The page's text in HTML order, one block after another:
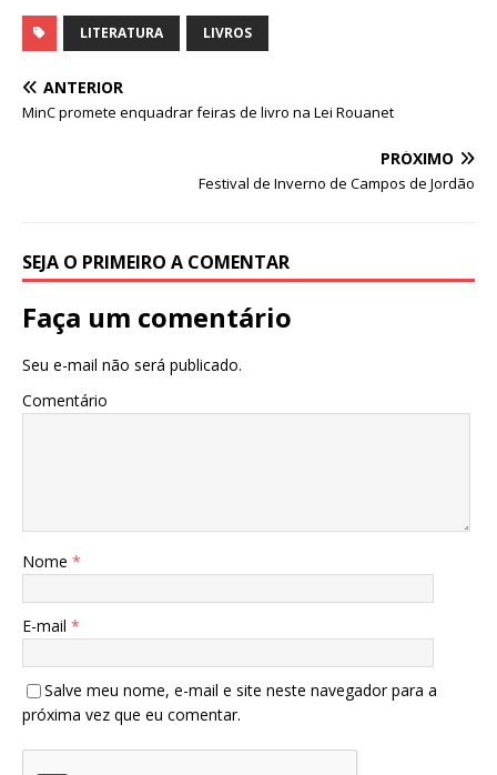
h
at
s
A
a
c
e
b
n
k
dI
w
it
r
m
ai
LITERATURA LIVROS
ANTERIOR
MinC promete enquadrar feiras de livro na Lei Rouanet
PRÓXIMO
Festival de Inverno de Campos de Jordão
SEJA O PRIMEIRO A COMENTAR
Faça um comentário
Seu e-mail não será publicado.
Comentário
Nome *
E-mail *
Salve meu nome, e-mail e site neste navegador para a
próxima vez que eu comentar.